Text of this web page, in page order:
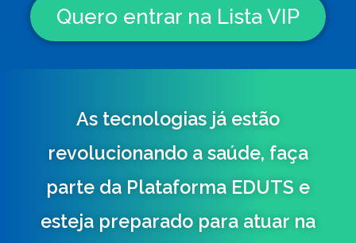
Quero entrar na Lista VIP
As tecnologias já estão
revolucionando a saúde, faça
parte da Plataforma EDUTS e
esteja preparado para atuar na